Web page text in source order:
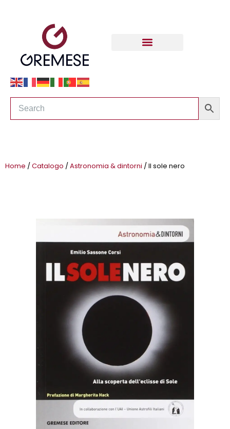
Home /Catalogo /Astronomia & dintorni / Il sole nero